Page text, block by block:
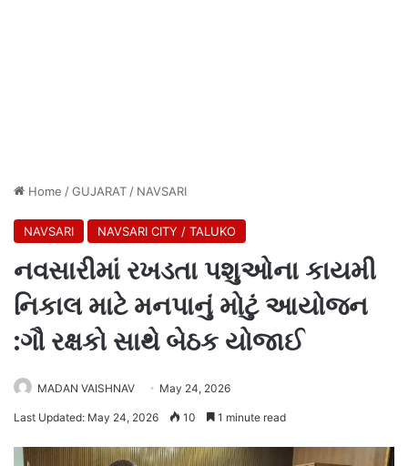
Home /GUJARAT / NAVSARI
NAVSARI NAVSARI CITY / TALUKO
નવસારીમાં રખડતા પશુઓના કાયમી
નિકાલ માટે મનપાનું મોટું આયોજન
:ગૌ રક્ષકો સાથે બેઠક યોજાઈ
MADAN VAISHNAV May 24, 2026
Last Updated: May 24, 2026 10 1 minute read